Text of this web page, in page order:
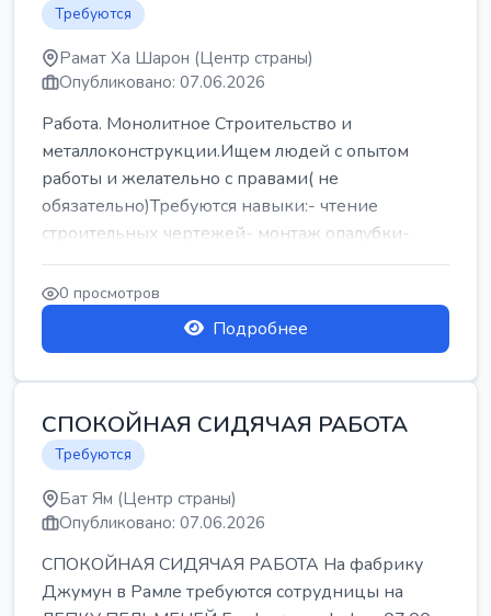
Требуются
Рамат Ха Шарон (Центр страны)
Опубликовано: 07.06.2026
Работа. Монолитное Строительство и
металлоконструкции.Ищем людей с опытом
работы и желательно с правами( не
обязательно)Требуются навыки:- чтение
строительных чертежей- монтаж опалубки-
армокаркасыОпл...
0 просмотров
Подробнее
СПОКОЙНАЯ СИДЯЧАЯ РАБОТА
Требуются
Бат Ям (Центр страны)
Опубликовано: 07.06.2026
СПОКОЙНАЯ СИДЯЧАЯ РАБОТА На фабрику
Джумун в Рамле требуются сотрудницы на